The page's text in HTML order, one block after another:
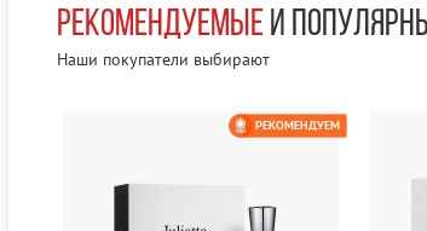
РЕКОМЕНДУЕМЫЕИ
Наши покупатели выбирают
РЕКОМЕНДУЕМ